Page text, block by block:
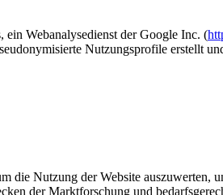
Webanalysedienst der Google Inc. (
Nutzungsprofile erstellt
Nutzung der Website auszuwerten,
der Marktforschung und